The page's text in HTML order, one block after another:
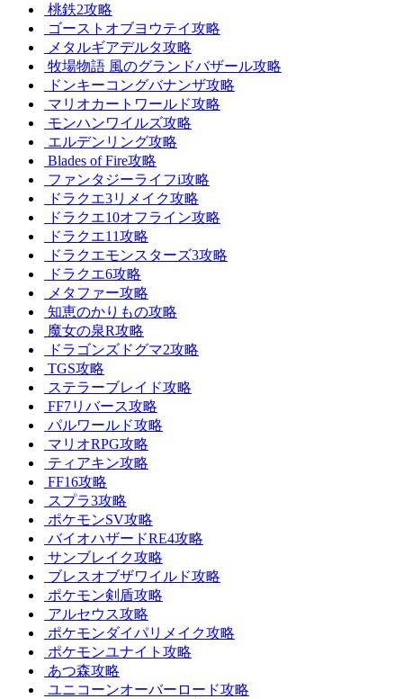
桃鉄2攻略
ゴーストオブヨウテイ攻略
メタルギアデルタ攻略
牧場物語 風のグランドバザール攻略
ドンキーコングバナンザ攻略
マリオカートワールド攻略
モンハンワイルズ攻略
エルデンリング攻略
Blades of Fire攻略
ファンタジーライフi攻略
ドラクエ3リメイク攻略
ドラクエ10オフライン攻略
ドラクエ11攻略
ドラクエモンスターズ3攻略
ドラクエ6攻略
メタファー攻略
知恵のかりもの攻略
魔女の泉R攻略
ドラゴンズドグマ2攻略
TGS攻略
ステラーブレイド攻略
FF7リバース攻略
パルワールド攻略
マリオRPG攻略
ティアキン攻略
FF16攻略
スプラ3攻略
ポケモンSV攻略
バイオハザードRE4攻略
サンブレイク攻略
ブレスオブザワイルド攻略
ポケモン剣盾攻略
アルセウス攻略
ポケモンダイパリメイク攻略
ポケモンユナイト攻略
あつ森攻略
ユニコーンオーバーロード攻略